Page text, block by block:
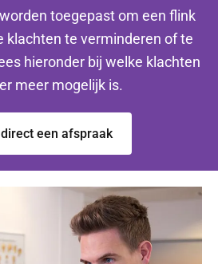
toegepast om een flink
klachten te verminderen of te
hieronder bij welke klachten
meer mogelijk is.
een afspraak